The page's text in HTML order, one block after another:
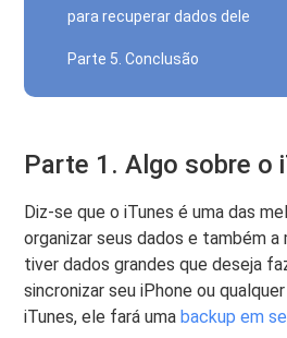
para recuperar dados dele
Parte 5. Conclusão
Parte 1. Algo sobre o
Diz-se que o iTunes é uma das
organizar seus dados e também
tiver dados grandes que deseja
sincronizar seu iPhone ou
iTunes, ele fará umabackup em